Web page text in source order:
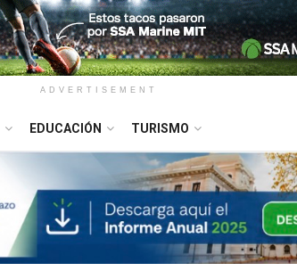
ADVERTISEMENT
EDUCACIÓN TURISMO